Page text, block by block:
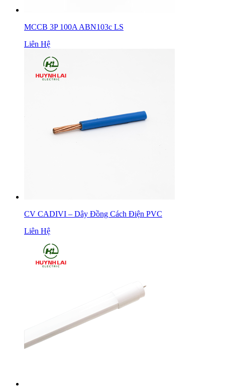
MCCB 3P 100A ABN103c LS
Liên Hệ
CV CADIVI – Dây Đồng Cách Điện PVC
Liên Hệ